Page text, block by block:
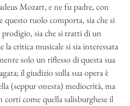
Mozart, e ne fu padre, con
questo ruolo comporta, sia che si
sia che si tratti di un
critica musicale si sia interessata
solo un riflesso di questa sua
il giudizio sulla sua opera è
(seppur onesta) mediocrità, ma
corti come quella salisburghese il